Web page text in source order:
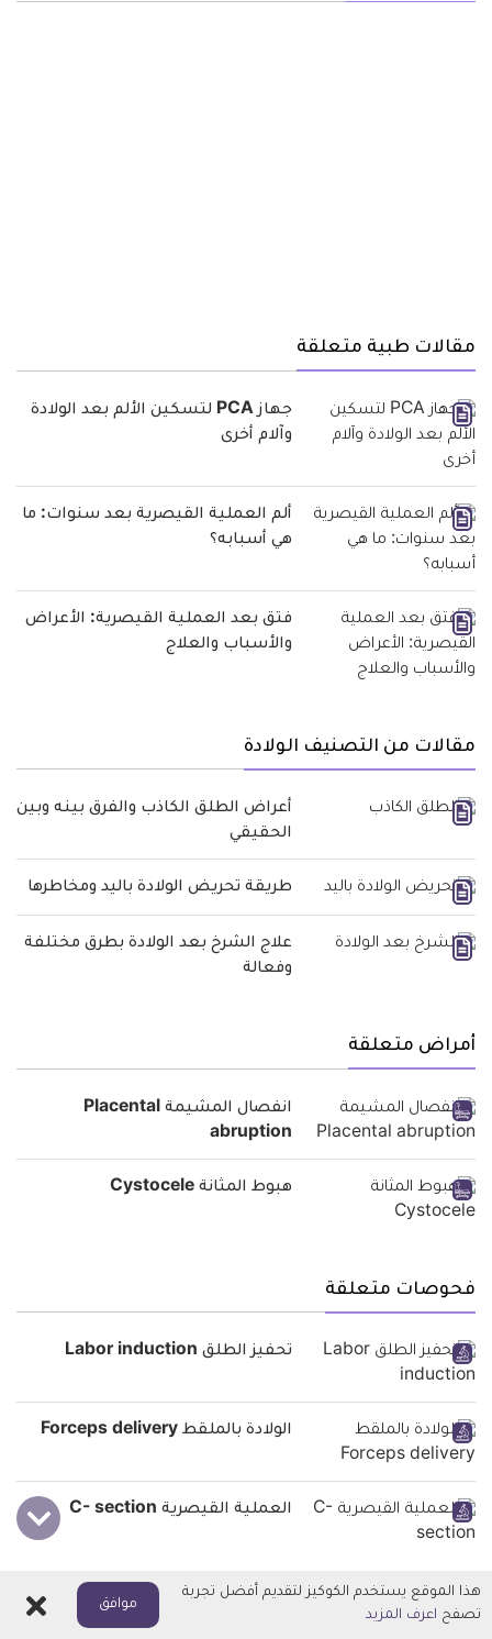
مقالات طبية متعلقة
جهاز PCA لتسكين الألم بعد الولادة
وآلام أخرى
ألم العملية القيصرية بعد سنوات: ما
هي أسبابه؟
فتق بعد العملية القيصرية: الأعراض
والأسباب والعلاج
مقالات من التصنيف الولادة
أعراض الطلق الكاذب والفرق بينه وبين
الحقيقي
طريقة تحريض الولادة باليد ومخاطرها
علاج الشرخ بعد الولادة بطرق مختلفة
وفعالة
أمراض متعلقة
انفصال المشيمة Placental
abruption
هبوط المثانة Cystocele
فحوصات متعلقة
تحفيز الطلق Labor induction
الولادة بالملقط Forceps delivery
العملية القيصرية C- section
هذا الموقع يستخدم الكوكيز لتقديم أفضل تجربة
تصفح اعرف المزيد
موافق اغلاق